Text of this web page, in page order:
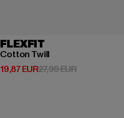
FLEXFIT
Cotton Twill
19,87 EUR
Derzeitiger Preis: 19,87 EUR
27,99 EURAktionspreis: